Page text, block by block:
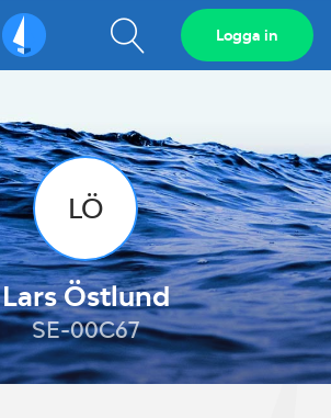
Sailarena Visa
sökfält
Logga in
LÖ
Lars Östlund
SE-00C67